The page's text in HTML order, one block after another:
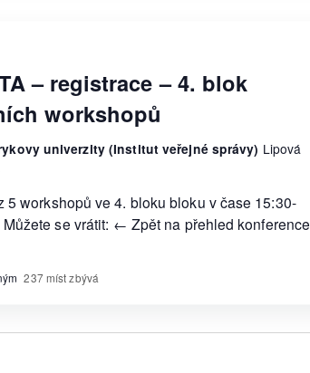
– registrace – 4. blok
workshopů
univerzity (Institut veřejné správy) Lipová
5 workshopů ve 4. bloku bloku v čase 15:30-
se vrátit: ← Zpět na přehled konference
237 míst zbývá